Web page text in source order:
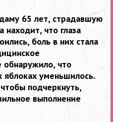
65 лет, страдавшую
находит, что глаза
боль в них стала
обнаружило, что
яблоках уменьшилось.
подчеркнуть,
выполнение